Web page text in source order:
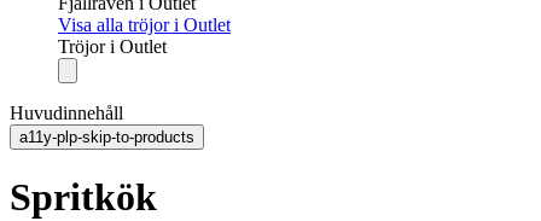
Visa alla tröjor i Outlet
Tröjor i Outlet
Huvudinnehåll
a11y-plp-skip-to-products
Spritkök